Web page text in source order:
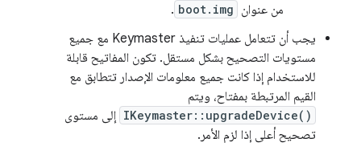
من عنوان boot.img
.
يجب أن تتعامل عمليات تنفيذ Keymaster مع جميع
مستويات التصحيح بشكل مستقل. تكون المفاتيح قابلة
للاستخدام إذا كانت جميع معلومات الإصدار تتطابق مع
القيم المرتبطة بمفتاح، ويتم
IKeymaster::upgradeDevice() إلى مستوى
تصحيح أعلى إذا لزم الأمر.